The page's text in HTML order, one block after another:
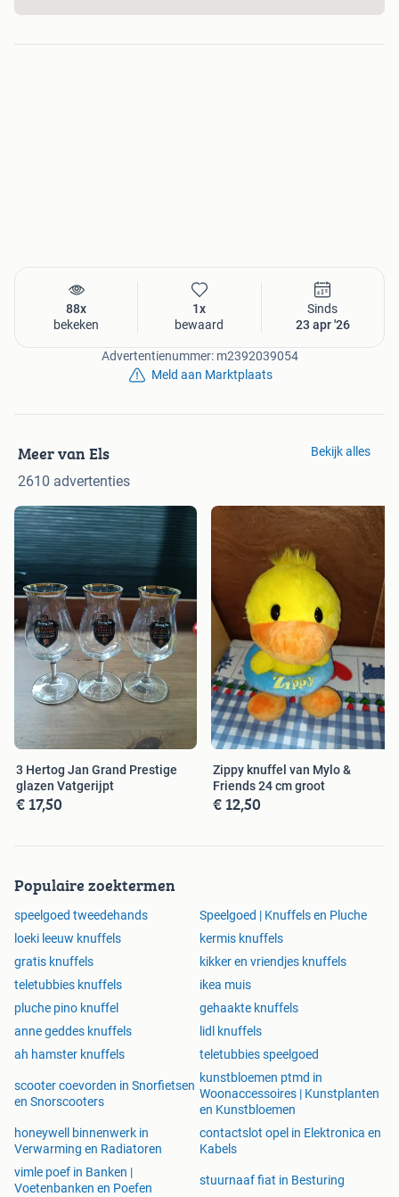
88x
bekeken
1x
bewaard
Sinds
23 apr '26
Advertentienummer: m2392039054
Meld aan Marktplaats
Meer van Els
2610 advertenties
Bekijk alles
3 Hertog Jan Grand Prestige
glazen Vatgerijpt
€ 17,50
Zippy knuffel van Mylo &
Friends 24 cm groot
€ 12,50
Populaire zoektermen
speelgoed tweedehands
Speelgoed | Knuffels en Pluche
loeki leeuw knuffels
kermis knuffels
gratis knuffels
kikker en vriendjes knuffels
teletubbies knuffels
ikea muis
pluche pino knuffel
gehaakte knuffels
anne geddes knuffels
lidl knuffels
ah hamster knuffels
teletubbies speelgoed
scooter coevorden in Snorfietsen
en Snorscooters
kunstbloemen ptmd in
Woonaccessoires | Kunstplanten
en Kunstbloemen
honeywell binnenwerk in
Verwarming en Radiatoren
contactslot opel in Elektronica en
Kabels
vimle poef in Banken |
Voetenbanken en Poefen
stuurnaaf fiat in Besturing